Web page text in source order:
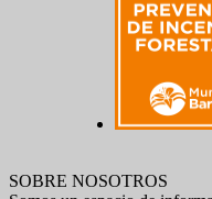
SOBRE NOSOTROS